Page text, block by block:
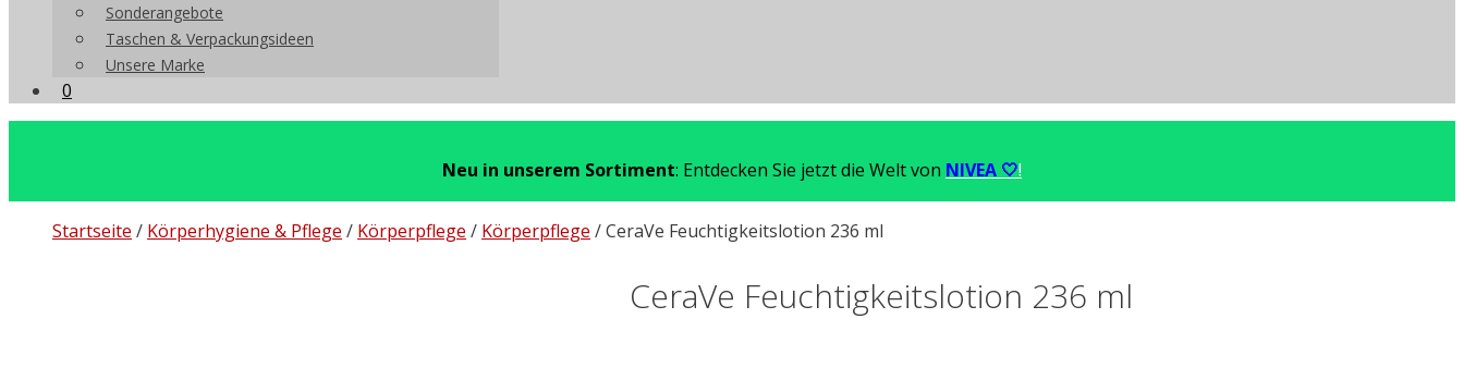
Sonderangebote
Taschen & Verpackungsideen
Unsere Marke
0
Neu in unserem Sortiment: Entdecken Sie jetzt die Welt von NIVEA 🤍!
Startseite / Körperhygiene & Pflege / Körperpflege / Körperpflege / CeraVe Feuchtigkeitslotion 236 ml
CeraVe Feuchtigkeitslotion 236 ml